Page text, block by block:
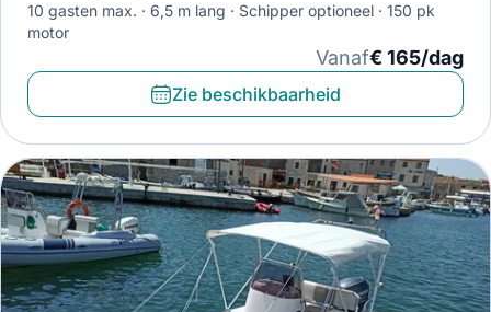
10 gasten max. 6,5 m lang Schipper optioneel
150 pk
motor
Vanaf€ 165/dag
Zie beschikbaarheid